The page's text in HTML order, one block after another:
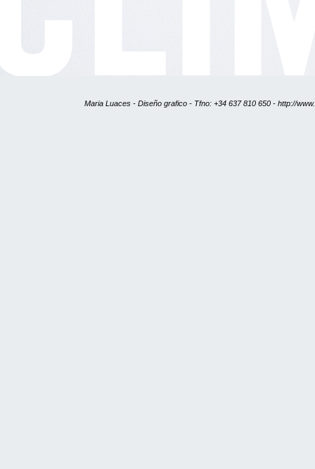
Maria Luaces - Diseño grafico - Tfno: +34 637 810 650 - http://